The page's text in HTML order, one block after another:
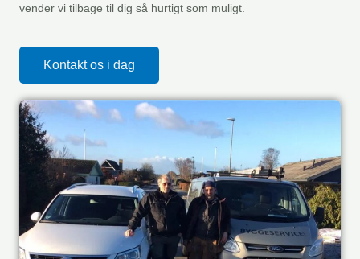
vender vi tilbage til dig så hurtigt som muligt.
Kontakt os i dag